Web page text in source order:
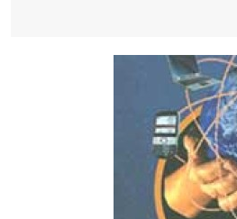
في الطب أربعة مؤلفات هي:
ورسالته في جروح الرأس.
الطب من الدين والفلسفة.
حيواني يتكون في البحر ويتركب
وهو أحمر أو شديد الحمرة وهو